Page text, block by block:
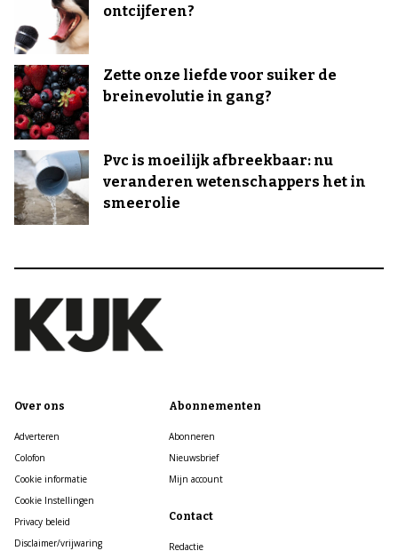
ontcijferen?
Zette onze liefde voor suiker de
breinevolutie in gang?
Pvc is moeilijk afbreekbaar: nu
veranderen wetenschappers het in
smeerolie
Over ons
Adverteren
Colofon
Cookie informatie
Cookie Instellingen
Privacy beleid
Disclaimer/vrijwaring
Abonnementen
Abonneren
Nieuwsbrief
Mijn account
Contact
Redactie